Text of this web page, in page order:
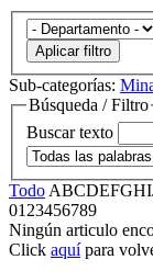
Aplicar filtro
Sub-categorías:
Búsqueda / Filtro
Buscar texto
Todo ABCDEFGHI
01 23456789
Ningún articulo
Click aquípara